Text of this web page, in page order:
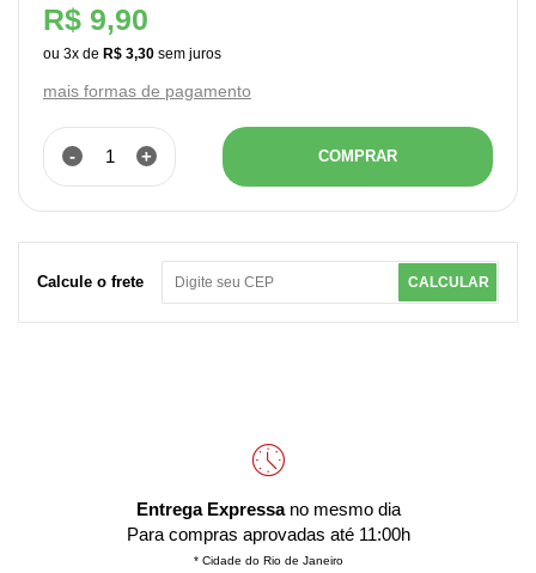
R$ 9,90
ou 3x de R$ 3,30
mais formas de pagamento
- + COMPRAR
Calcule o frete CALCULAR
Entrega Expressano mesmo dia
Para compras aprovadas até 11:00h
* Cidade do Rio de Janeiro